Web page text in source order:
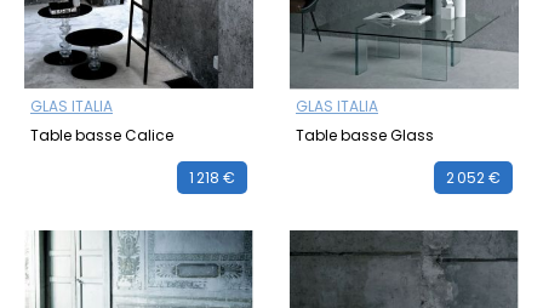
GLAS ITALIA
Table basse Calice
1 218 €
GLAS ITALIA
Table basse Glass
2 052 €